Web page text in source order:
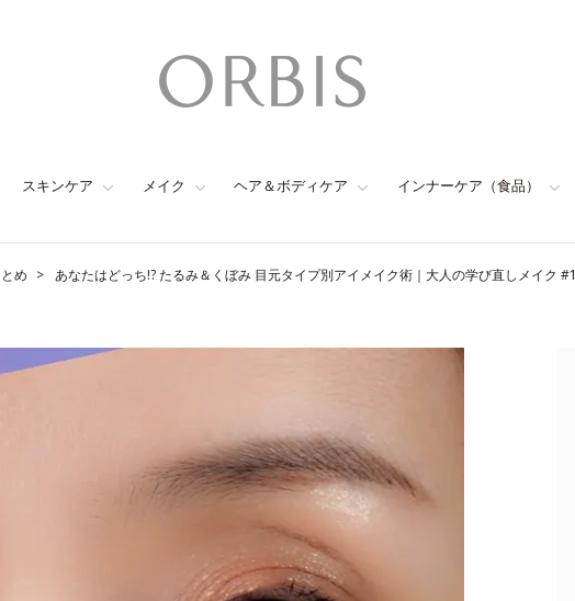
スキンケア メイク ヘア＆ボディケア インナーケア（食品）
め あなたはどっち!? たるみ＆くぼみ 目元タイプ別アイメイク術｜大人の学び直しメイク #1